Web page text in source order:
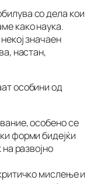
со дела кои
како наука.
значаен
настан,
особини од
особено се
форми бидејќи
развојно
мислење и